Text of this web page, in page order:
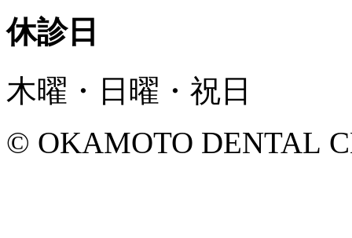
休診日
木曜・日曜・祝日
© OKAMOTO DENTAL